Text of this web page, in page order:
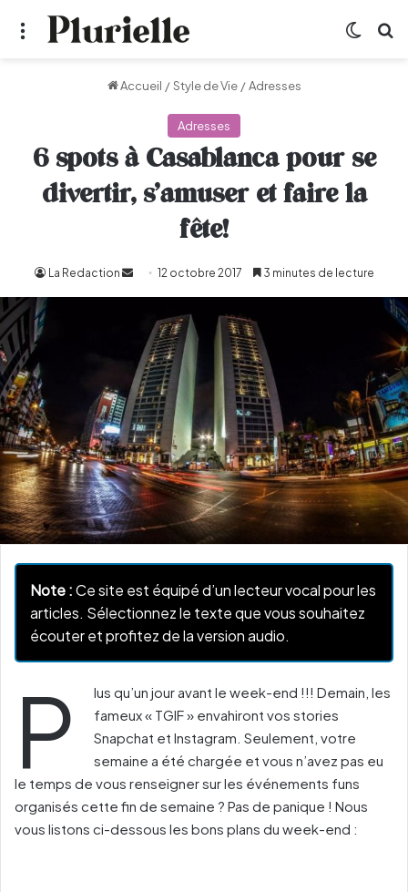
Menu
Accueil / Style de Vie / Adresses
Adresses
6 spots à Casablanca pour se
divertir, s’amuser et faire la
fête!
La Redaction
Envoyer
un
courriel
12 octobre 2017 3 minutes de lecture
Note :Ce site est équipé d’un lecteur vocal pour les
articles. Sélectionnez le texte que vous souhaitez
écouter et profitez de la version audio.
P
lus qu’un jour avant le week-end !!! Demain, les
fameux « TGIF » envahiront vos stories
Snapchat et Instagram. Seulement, votre
semaine a été chargée et vous n’avez pas eu
le temps de vous renseigner sur les événements funs
organisés cette fin de semaine ? Pas de panique ! Nous
vous listons ci-dessous les bons plans du week-end :